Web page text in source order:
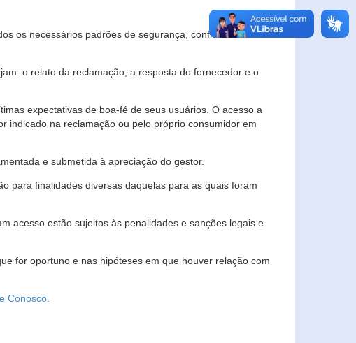
os necessários padrões de segurança, confidencialidade
o relato da reclamação, a resposta do fornecedor e o
expectativas de boa-fé de seus usuários. O acesso a
indicado na reclamação ou pelo próprio consumidor em
e submetida à apreciação do gestor.
para finalidades diversas daquelas para as quais foram
acesso estão sujeitos às penalidades e sanções legais e
for oportuno e nas hipóteses em que houver relação com
Conosco